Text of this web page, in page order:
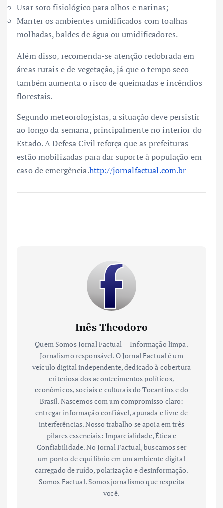
Usar soro fisiológico para olhos e narinas;
Manter os ambientes umidificados com toalhas
molhadas, baldes de água ou umidificadores.
Além disso, recomenda-se atenção redobrada em
áreas rurais e de vegetação, já que o tempo seco
também aumenta o risco de queimadas e incêndios
florestais.
Segundo meteorologistas, a situação deve persistir
ao longo da semana, principalmente no interior do
Estado. A Defesa Civil reforça que as prefeituras
estão mobilizadas para dar suporte à população em
caso de emergência.http://jornalfactual.com.br
Inês Theodoro
Quem Somos Jornal Factual — Informação limpa.
Jornalismo responsável. O Jornal Factual é um
veículo digital independente, dedicado à cobertura
criteriosa dos acontecimentos políticos,
econômicos, sociais e culturais do Tocantins e do
Brasil. Nascemos com um compromisso claro:
entregar informação confiável, apurada e livre de
interferências. Nosso trabalho se apoia em três
pilares essenciais: Imparcialidade, Ética e
Confiabilidade. No Jornal Factual, buscamos ser
um ponto de equilíbrio em um ambiente digital
carregado de ruído, polarização e desinformação.
Somos Factual. Somos jornalismo que respeita
você.